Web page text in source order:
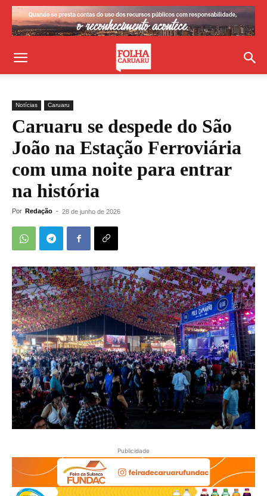
Notícias Caruaru
Caruaru se despede do São
João na Estação Ferroviária
com uma noite para entrar
na história
Por Redação - 28 de junho de 2026
Publicidade